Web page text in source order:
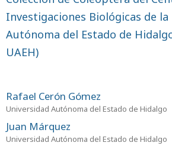
Investigaciones Biológicas de
Autónoma del Estado de
UAEH)
Rafael Cerón Gómez
Universidad Autónoma del Estado de Hidalgo
Juan Márquez
Universidad Autónoma del Estado de Hidalgo